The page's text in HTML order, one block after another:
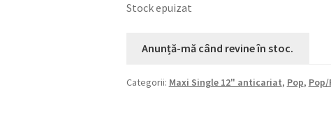
Stock epuizat
Categorii: Maxi Single 12" anticariat, Pop, Pop/